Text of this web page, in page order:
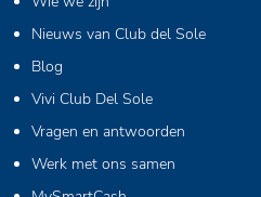
Nieuws van Club del Sole
Blog
Vivi Club Del Sole
Vragen en antwoorden
Werk met ons samen